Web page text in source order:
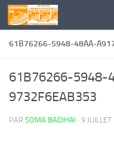
Skip to content
61B76266-5948-48AA-
61B76266-5948-
9732F6EAB353
PAR SOMA BADIHAI · 9